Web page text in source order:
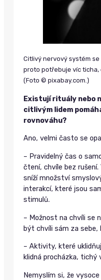
Citlivý nervový systém se
proto potřebuje víc ticha,
(Foto © pixabay.com.)
Existují rituály nebo
citlivým lidem
rovnováhu?
Ano, velmi často se
– Pravidelný čas o
čtení, chvíle bez
sníží množství
interakcí, které jsou
stimulů.
– Možnost na chvíli se
být chvíli sám za sebe,
– Aktivity, které
klidná procházka, tichý
Nemyslím si, že